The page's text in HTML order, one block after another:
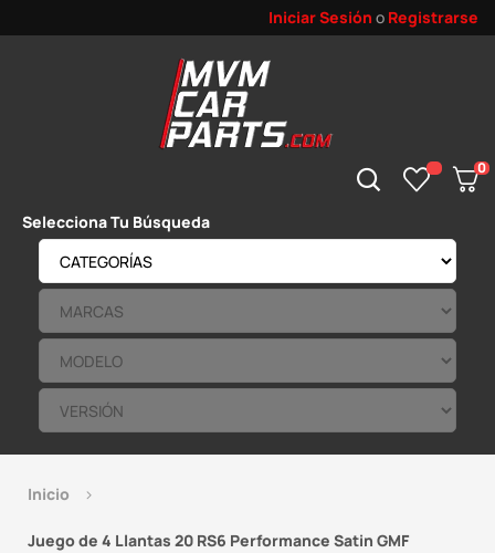
Iniciar Sesión o Registrarse
0
Selecciona Tu Búsqueda
Inicio
Juego de 4 Llantas 20 RS6 Performance Satin GMF